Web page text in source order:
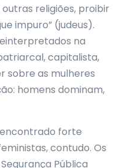
religiões, proibir
impuro” (judeus).
na
capitalista,
sobre as mulheres
homens dominam,
forte
contudo. Os
Pública